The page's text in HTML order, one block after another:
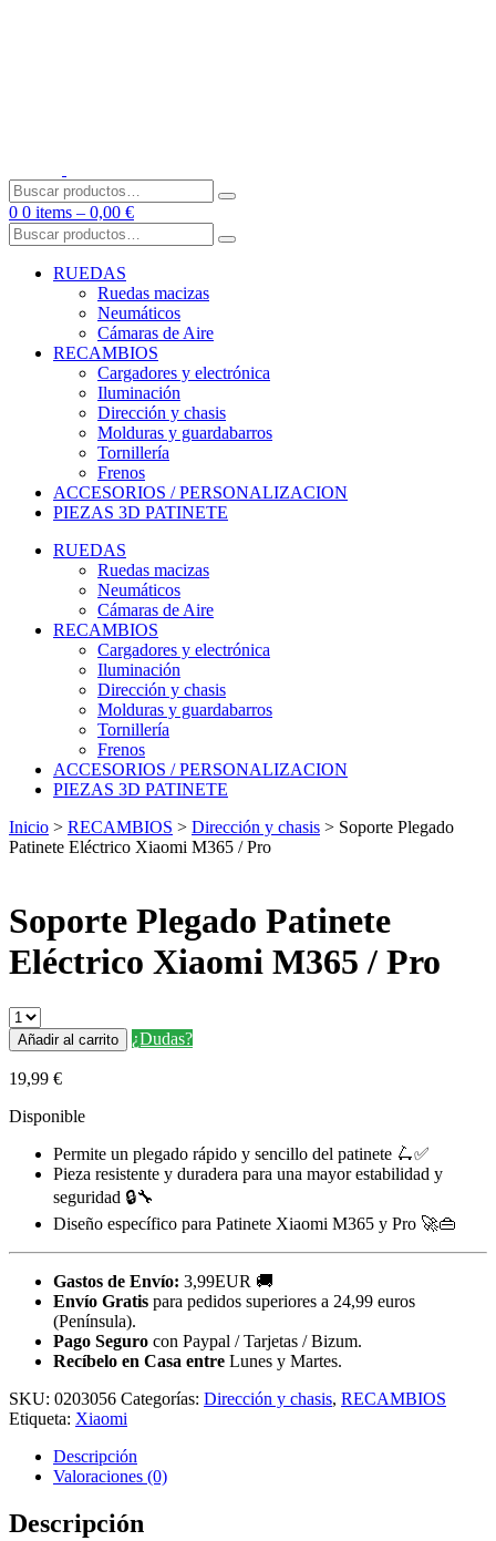
Buscar
por:
0 0 items – 0,00 €
Buscar
por:
RUEDAS
Ruedas macizas
Neumáticos
Cámaras de Aire
RECAMBIOS
Cargadores y electrónica
Iluminación
Dirección y chasis
Molduras y guardabarros
Tornillería
Frenos
ACCESORIOS / PERSONALIZACION
PIEZAS 3D PATINETE
RUEDAS
Ruedas macizas
Neumáticos
Cámaras de Aire
RECAMBIOS
Cargadores y electrónica
Iluminación
Dirección y chasis
Molduras y guardabarros
Tornillería
Frenos
ACCESORIOS / PERSONALIZACION
PIEZAS 3D PATINETE
Inicio > RECAMBIOS > Dirección y chasis > Soporte Plegado
Patinete Eléctrico Xiaomi M365 / Pro
Soporte Plegado Patinete
Eléctrico Xiaomi M365 / Pro
Añadir al carrito ¿Dudas?
19,99 €
Disponible
Permite un plegado rápido y sencillo del patinete 🛴✅
Pieza resistente y duradera para una mayor estabilidad y
seguridad 🔒🔧
Diseño específico para Patinete Xiaomi M365 y Pro 🚀👜
Gastos de Envío: 3,99EUR 🚚
Envío Gratis para pedidos superiores a 24,99 euros
(Península).
Pago Seguro con Paypal / Tarjetas / Bizum.
Recíbelo en Casa entre Lunes y Martes.
SKU: 0203056 Categorías: Dirección y chasis, RECAMBIOS
Etiqueta: Xiaomi
Descripción
Valoraciones (0)
Descripción